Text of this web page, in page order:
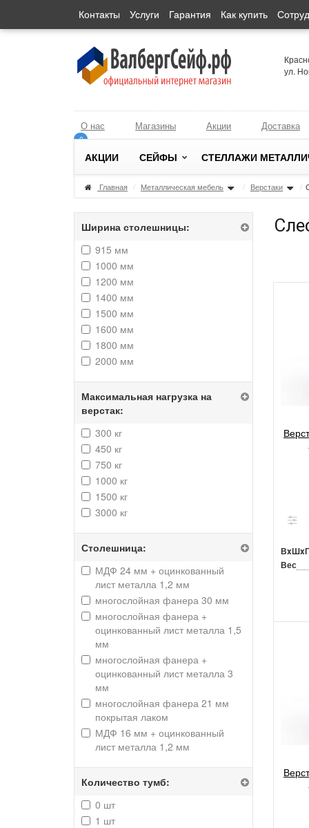
00
Контакты Услуги Гарантия Как купить
ул.
О нас Магазины Акции Доставка
АКЦИИ СЕЙФЫ СТЕЛЛАЖИ
Главная / Металлическая мебель / Верстаки /
Ширина столешницы:
915 мм
1000 мм
1200 мм
1400 мм
1500 мм
1600 мм
1800 мм
2000 мм
Максимальная нагрузка на
верстак:
300 кг
450 кг
750 кг
1000 кг
1500 кг
3000 кг
Столешница:
МДФ 24 мм + оцинкованный
лист металла 1,2 мм
многослойная фанера 30 мм
многослойная фанера +
оцинкованный лист металла 1,5
мм
многослойная фанера +
оцинкованный лист металла 3
мм
многослойная фанера 21 мм
покрытая лаком
МДФ 16 мм + оцинкованный
лист металла 1,2 мм
Количество тумб:
0 шт
1 шт
ВxШxГ
Вес